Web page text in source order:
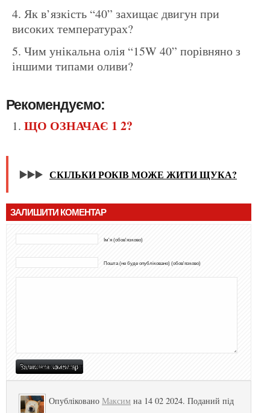
Як в’язкість “40” захищає двигун при
високих температурах?
Чим унікальна олія “15W 40” порівняно з
іншими типами оливи?
Рекомендуємо:
ЩО ОЗНАЧАЄ 1 2?
▶️▶️▶️ СКІЛЬКИ РОКІВ МОЖЕ ЖИТИ ЩУКА?
ЗАЛИШИТИ КОМЕНТАР
Ім'я (обов'язково)
Пошта (не буде опубліковано) (обов'язково)
Опубліковано Максим на 14 02 2024. Поданий під